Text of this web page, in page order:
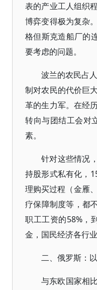
表的产业工人组织
博弈变得极为复杂
格但斯克造船厂的
要考虑的问题。
波兰的农民占
制对农民的代价巨
革的生力军。在经
转向与团结工会对
素。
针对这些情况
持股形式私有化，
理购买过程（金雁
疗保障制度等，都
职工工资的58%，
金，国民经济各行
二、俄罗斯：
与东欧国家相